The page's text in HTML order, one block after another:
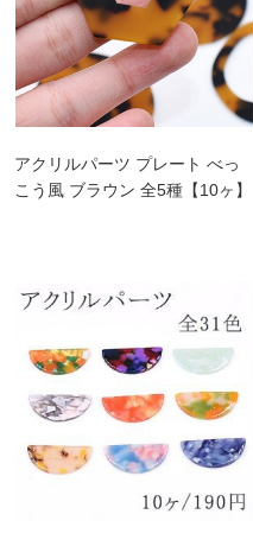
アクリルパーツ プレート べっ
こう風 ブラウン 全5種【10ヶ】